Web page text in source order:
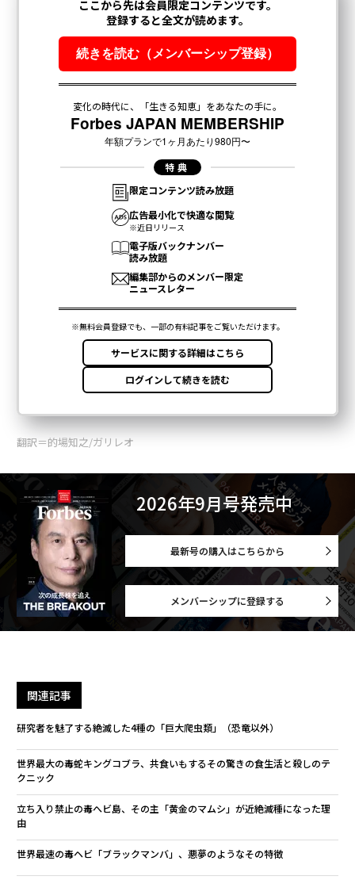
翻訳＝的場知之/ガリレオ
2026年9月号発売中
最新号の購入はこちらから
メンバーシップに登録する
関連記事
研究者を魅了する絶滅した4種の「巨大爬虫類」（恐竜以外）
世界最大の毒蛇キングコブラ、共食いもするその驚きの食生活と殺しのテ
クニック
立ち入り禁止の毒へビ島、その主「黄金のマムシ」が近絶滅種になった理
由
世界最速の毒ヘビ「ブラックマンバ」、悪夢のようなその特徴